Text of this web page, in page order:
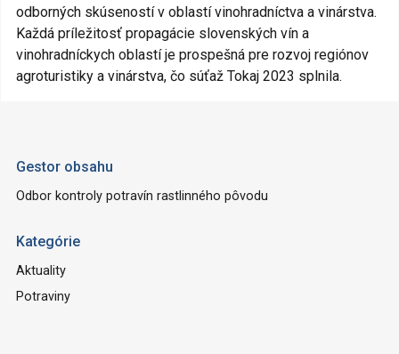
odborných skúseností v oblastí vinohradníctva a vinárstva.
Každá príležitosť propagácie slovenských vín a
vinohradníckych oblastí je prospešná pre rozvoj regiónov
agroturistiky a vinárstva, čo súťaž Tokaj 2023 splnila.
Gestor obsahu
Odbor kontroly potravín rastlinného pôvodu
Kategórie
Aktuality
Potraviny